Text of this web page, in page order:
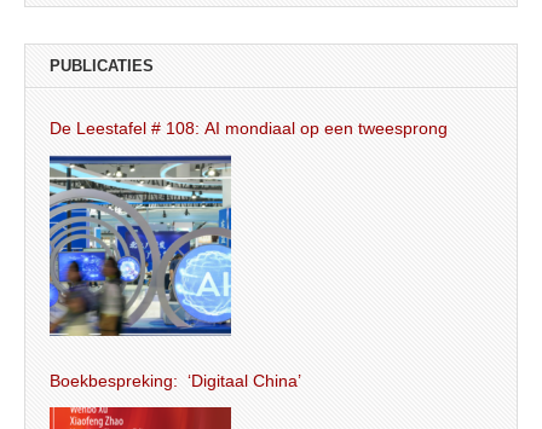
PUBLICATIES
De Leestafel # 108: AI mondiaal op een tweesprong
Boekbespreking: ‘Digitaal China’